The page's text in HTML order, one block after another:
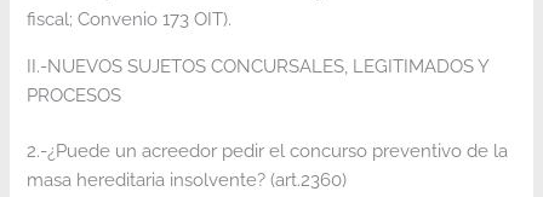
fiscal; Convenio 173 OIT).
II.-NUEVOS SUJETOS CONCURSALES, LEGITIMADOS Y
PROCESOS
2.-¿Puede un acreedor pedir el concurso preventivo de la
masa hereditaria insolvente? (art.2360)